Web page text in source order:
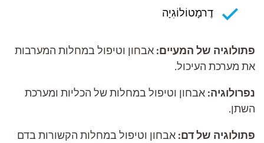
דֶרמָטוֹלוֹגִיָה
פתולוגיה של המעיים: אבחון וטיפול במחלות המערבות
את מערכת העיכול.
נפרולוגיה: אבחון וטיפול במחלות של הכליות ומערכת
השתן.
פתולוגיה של דם: אבחון וטיפול במחלות הקשורות בדם